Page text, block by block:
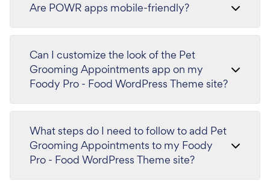
Are POWR apps mobile-friendly?
Can I customize the look of the Pet
Grooming Appointments app on my
Foody Pro - Food WordPress Theme site?
What steps do I need to follow to add Pet
Grooming Appointments to my Foody
Pro - Food WordPress Theme site?